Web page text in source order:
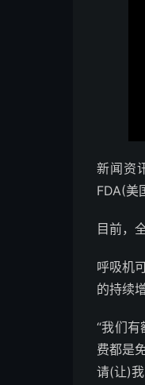
新闻资
FDA(美
目前，
呼吸机
的持续
“我们
费都是
请(让)